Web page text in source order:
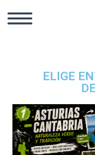
ELIGE